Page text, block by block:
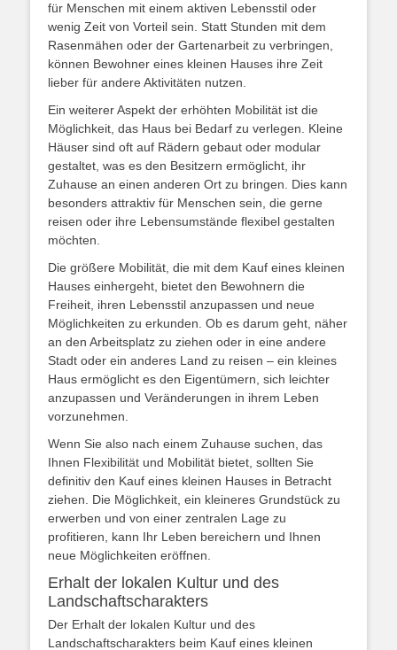
für Menschen mit einem aktiven Lebensstil oder
wenig Zeit von Vorteil sein. Statt Stunden mit dem
Rasenmähen oder der Gartenarbeit zu verbringen,
können Bewohner eines kleinen Hauses ihre Zeit
lieber für andere Aktivitäten nutzen.
Ein weiterer Aspekt der erhöhten Mobilität ist die
Möglichkeit, das Haus bei Bedarf zu verlegen. Kleine
Häuser sind oft auf Rädern gebaut oder modular
gestaltet, was es den Besitzern ermöglicht, ihr
Zuhause an einen anderen Ort zu bringen. Dies kann
besonders attraktiv für Menschen sein, die gerne
reisen oder ihre Lebensumstände flexibel gestalten
möchten.
Die größere Mobilität, die mit dem Kauf eines kleinen
Hauses einhergeht, bietet den Bewohnern die
Freiheit, ihren Lebensstil anzupassen und neue
Möglichkeiten zu erkunden. Ob es darum geht, näher
an den Arbeitsplatz zu ziehen oder in eine andere
Stadt oder ein anderes Land zu reisen – ein kleines
Haus ermöglicht es den Eigentümern, sich leichter
anzupassen und Veränderungen in ihrem Leben
vorzunehmen.
Wenn Sie also nach einem Zuhause suchen, das
Ihnen Flexibilität und Mobilität bietet, sollten Sie
definitiv den Kauf eines kleinen Hauses in Betracht
ziehen. Die Möglichkeit, ein kleineres Grundstück zu
erwerben und von einer zentralen Lage zu
profitieren, kann Ihr Leben bereichern und Ihnen
neue Möglichkeiten eröffnen.
Erhalt der lokalen Kultur und des
Landschaftscharakters
Der Erhalt der lokalen Kultur und des
Landschaftscharakters beim Kauf eines kleinen